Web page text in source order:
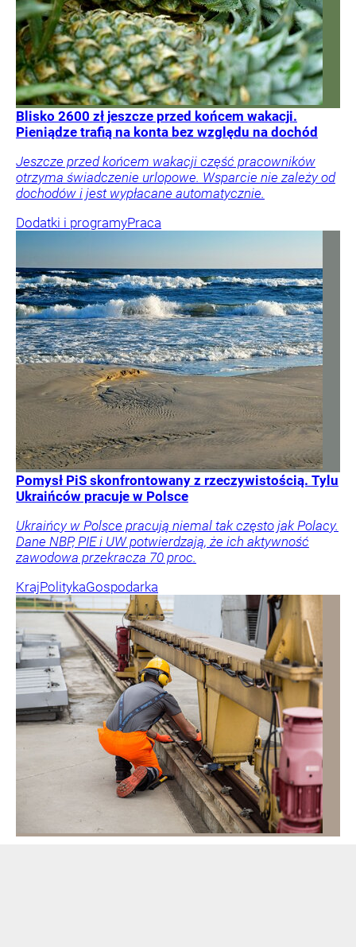
Blisko 2600 zł jeszcze przed końcem wakacji.
Pieniądze trafią na konta bez względu na dochód
Jeszcze przed końcem wakacji część pracowników
otrzyma świadczenie urlopowe. Wsparcie nie zależy od
dochodów i jest wypłacane automatycznie.
Dodatki i programyPraca
Pomysł PiS skonfrontowany z rzeczywistością. Tylu
Ukraińców pracuje w Polsce
Ukraińcy w Polsce pracują niemal tak często jak Polacy.
Dane NBP, PIE i UW potwierdzają, że ich aktywność
zawodowa przekracza 70 proc.
KrajPolitykaGospodarka